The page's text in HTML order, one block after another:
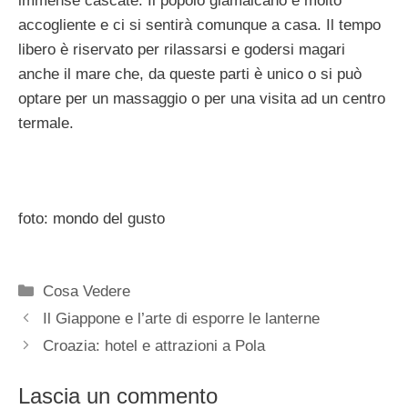
accogliente e ci si sentirà comunque a casa. Il tempo
libero è riservato per rilassarsi e godersi magari
anche il mare che, da queste parti è unico o si può
optare per un massaggio o per una visita ad un centro
termale.
foto: mondo del gusto
Categorie
Cosa Vedere
Il Giappone e l’arte di esporre le lanterne
Croazia: hotel e attrazioni a Pola
Lascia un commento